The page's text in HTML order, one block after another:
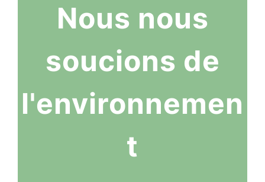
Nous nous
soucions de
l'environnemen
t